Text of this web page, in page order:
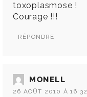
toxoplasmose !
Courage !!!
RÉPONDRE
MONELL
26 AOÛT 2010 À 16:32